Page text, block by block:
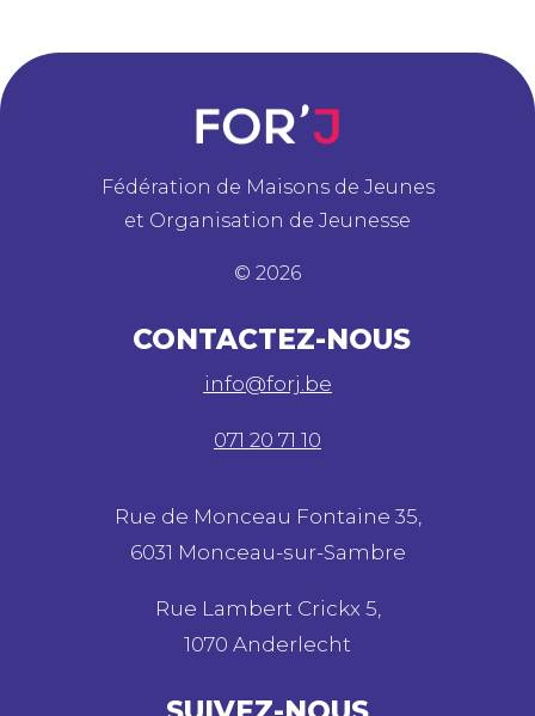
Fédération de Maisons de Jeunes
et Organisation de Jeunesse
© 2026
CONTACTEZ-NOUS
info@forj.be
071 20 71 10
Rue de Monceau Fontaine 35,
6031 Monceau-sur-Sambre
Rue Lambert Crickx 5,
1070 Anderlecht